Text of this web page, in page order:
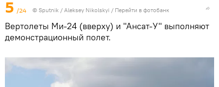
5 /24 © Sputnik / Aleksey Nikolskyi / Перейти в фотобанк
Вертолеты Ми-24 (вверху) и "Ансат-У" выполняют
демонстрационный полет.